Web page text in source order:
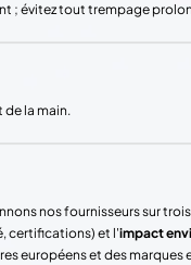
; évitez tout trempage
la main.
nos fournisseurs sur
certifications) et l'impact
européens et des